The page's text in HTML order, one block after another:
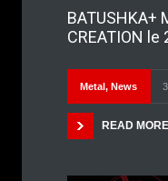
BATUSHKA+
CREATION le
Metal, News
READ MORE